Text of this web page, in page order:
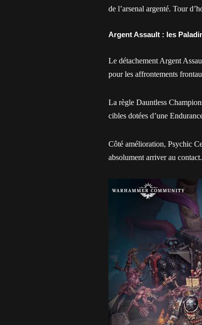
de l’arsenal argenté. Tour
Argent Assault : les
Le détachement Argent
pour les affrontements
La règle Dauntless
cibles dotées d’une
Côté amélioration, Psychic
absolument arriver au contact.